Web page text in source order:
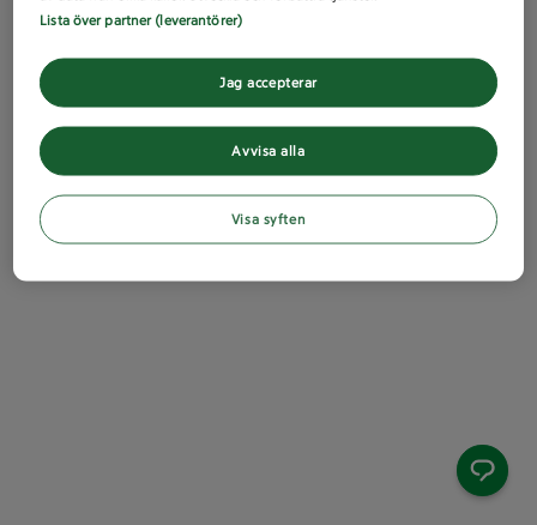
Lista över partner (leverantörer)
Avvisa alla
Jag accepterar
Visa syften